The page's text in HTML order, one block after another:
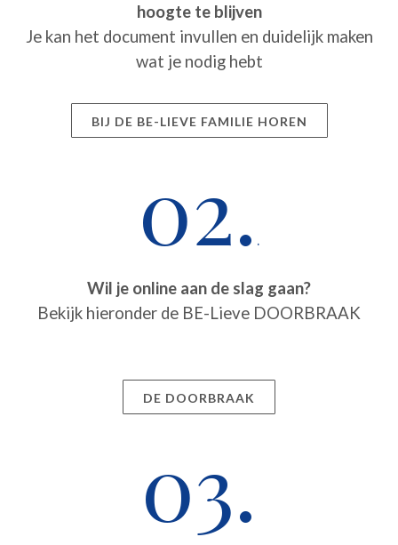
hoogte te blijven
Je kan het document invullen en duidelijk maken
wat je nodig hebt
BIJ DE BE-LIEVE FAMILIE HOREN
02. .
Wil je online aan de slag gaan?
Bekijk hieronder de BE-Lieve DOORBRAAK
DE DOORBRAAK
03.